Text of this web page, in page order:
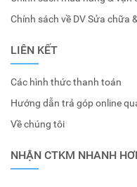
Chính sách về DV Sửa chữa
LIÊN KẾT
Các hình thức thanh toán
Hướng dẫn trả góp online
Về chúng tôi
NHẬN CTKM NHANH